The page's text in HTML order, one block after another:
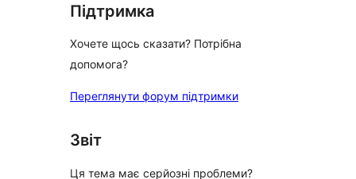
Підтримка
Хочете щось сказати? Потрібна
допомога?
Переглянути форум підтримки
Звіт
Ця тема має серйозні проблеми?